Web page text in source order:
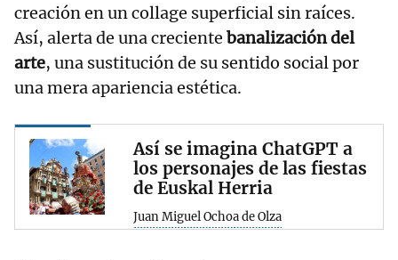
creación en un collage superficial sin raíces.
Así, alerta de una creciente banalización del
arte, una sustitución de su sentido social por
una mera apariencia estética.
Así se imagina ChatGPT a
los personajes de las fiestas
de Euskal Herria
Juan Miguel Ochoa de Olza